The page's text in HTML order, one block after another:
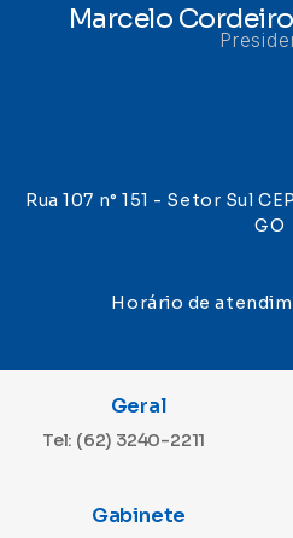
Marcelo Cordeiro
Rua 107 n° 151 - Setor Sul
GO
Horário de
Geral
Tel: (62) 3240-2211
Gabinete